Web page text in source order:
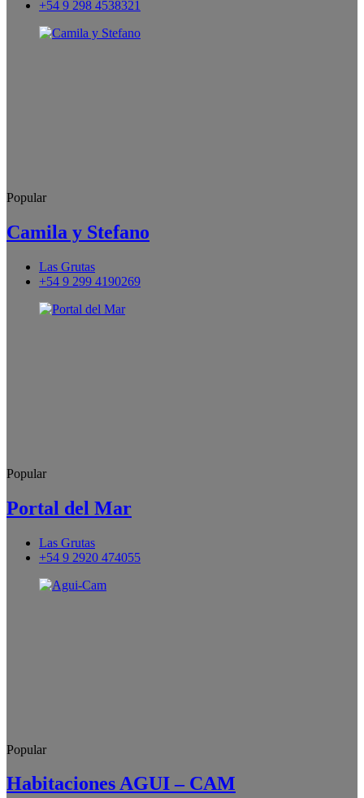
+54 9 298 4538321
Popular
Camila y Stefano
Las Grutas
+54 9 299 4190269
Popular
Portal del Mar
Las Grutas
+54 9 2920 474055
Popular
Habitaciones AGUI – CAM